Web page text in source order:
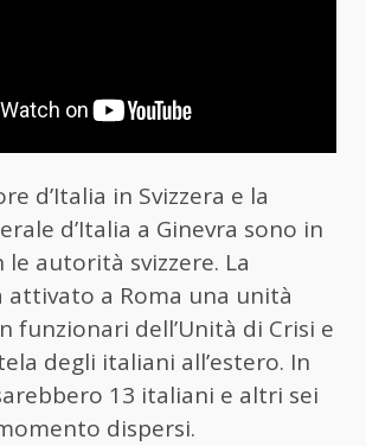
d’Italia in Svizzera e la
d’Italia a Ginevra sono in
autorità svizzere. La
attivato a Roma una unità
funzionari dell’Unità di Crisi e
degli italiani all’estero. In
13 italiani e altri sei
dispersi.